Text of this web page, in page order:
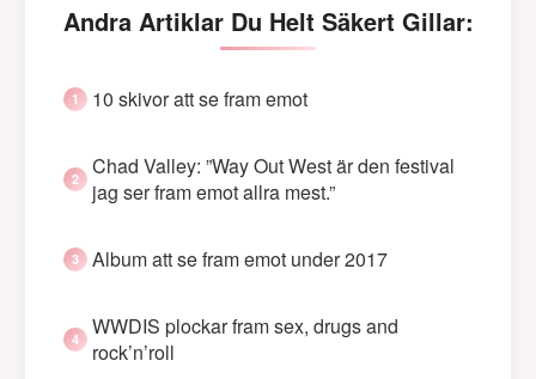
Andra Artiklar Du Helt Säkert Gillar:
10 skivor att se fram emot
Chad Valley: ”Way Out West är den festival
jag ser fram emot allra mest.”
Album att se fram emot under 2017
WWDIS plockar fram sex, drugs and
rock’n’roll